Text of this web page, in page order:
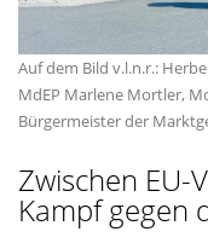
Auf dem Bild v.l.n.r.:
MdEP Marlene Mortler,
Bürgermeister der
Zwischen
Kampf gegen